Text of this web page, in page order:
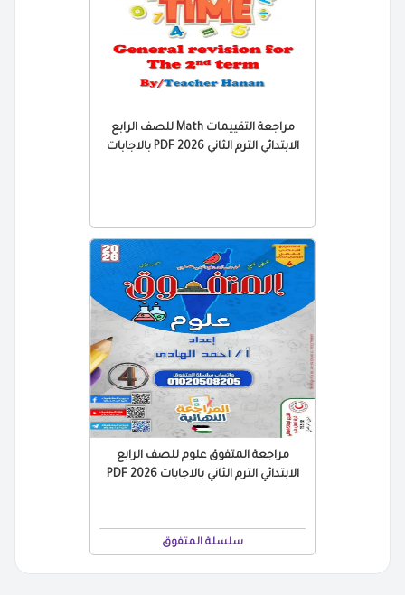
مراجعة التقييمات Math للصف الرابع
الابتدائي الترم الثاني 2026 PDF بالاجابات
مراجعة المتفوق علوم للصف الرابع
الابتدائي الترم الثاني بالاجابات 2026 PDF
سلسلة المتفوق